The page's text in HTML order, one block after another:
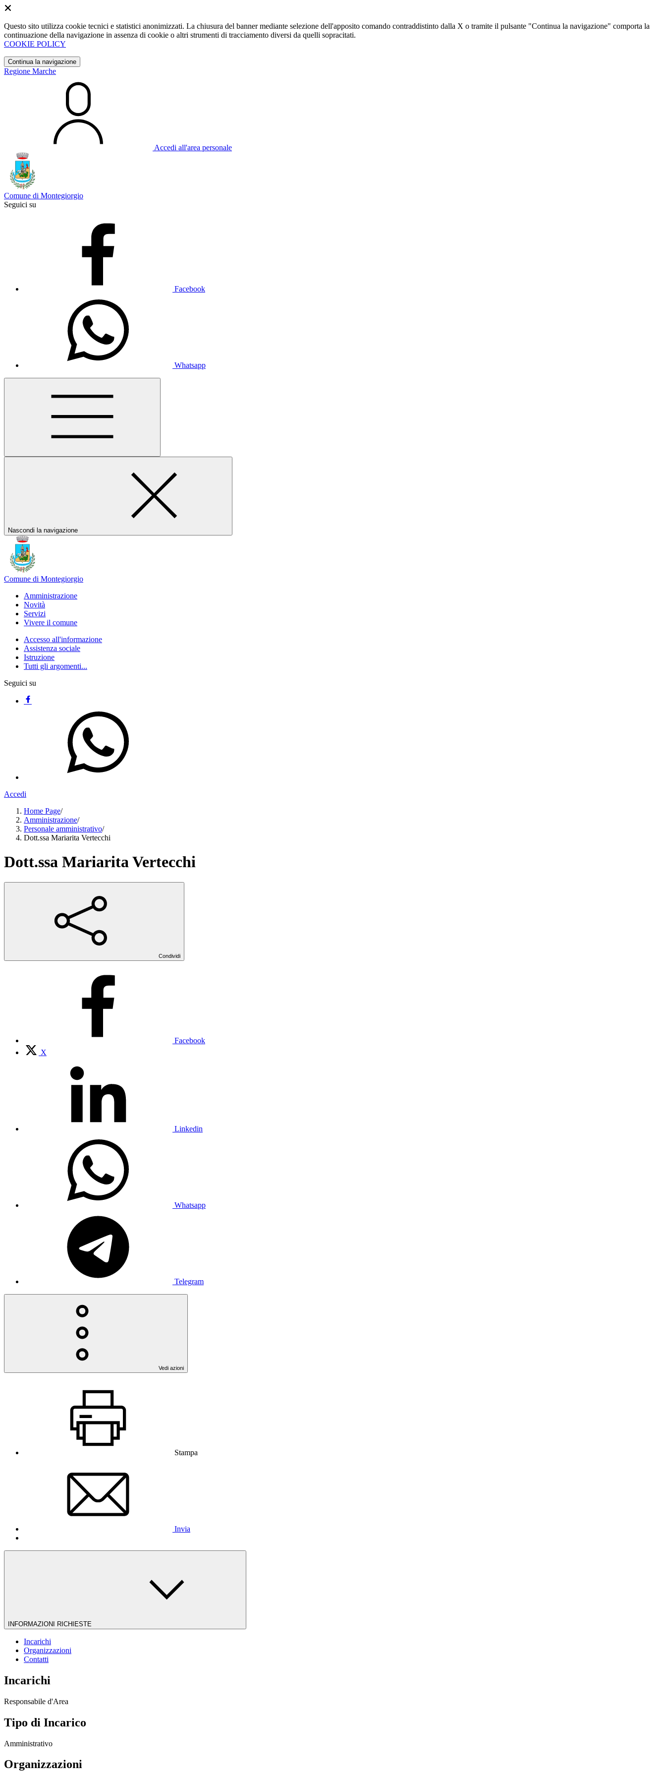
Questo sito utilizza cookie tecnici e statistici anonimizzati. La chiusura del banner mediante selezione dell'apposito comando contraddistinto dalla X o tramite il pulsante "Continua la navigazione" comporta la
continuazione della navigazione in assenza di cookie o altri strumenti di tracciamento diversi da quelli sopracitati.
COOKIE POLICY
Continua la navigazione
Regione Marche
Accedi all'area personale
Comune di Montegiorgio
Seguici su
Facebook
Whatsapp
Nascondi la navigazione
Comune di Montegiorgio
Amministrazione
Novità
Servizi
Vivere il comune
Accesso all'informazione
Assistenza sociale
Istruzione
Tutti gli argomenti...
Seguici su
Accedi
Home Page/
Amministrazione/
Personale amministrativo/
Dott.ssa Mariarita Vertecchi
Dott.ssa Mariarita Vertecchi
Condividi
Facebook
X
Linkedin
Whatsapp
Telegram
Vedi azioni
Stampa
Invia
INFORMAZIONI RICHIESTE
Incarichi
Organizzazioni
Contatti
Incarichi
Responsabile d'Area
Tipo di Incarico
Amministrativo
Organizzazioni